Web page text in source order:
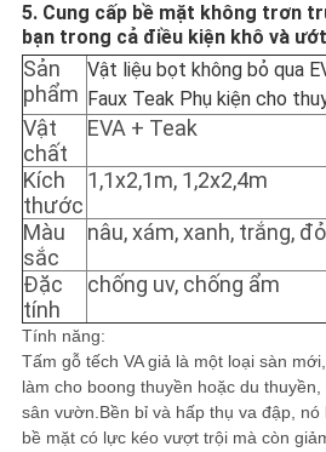
WEB
PRIVACY
POLICY
5. Cung cấp bề mặt không trơn
bạn trong cả điều kiện khô và ướt
Sản
phẩm
Vật liệu bọt không bỏ qua
Faux Teak Phụ kiện cho
Vật
chất
EVA + Teak
Kích
thước
1,1x2,1m, 1,2x2,4m
Màu
sắc
nâu, xám, xanh, trắng,
Đặc
tính
chống uv, chống ẩm
Tính năng:
Tấm gỗ tếch VA giả là một loại sàn
làm cho boong thuyền hoặc du
sân vườn.Bền bỉ và hấp thụ va đập,
bề mặt có lực kéo vượt trội mà còn